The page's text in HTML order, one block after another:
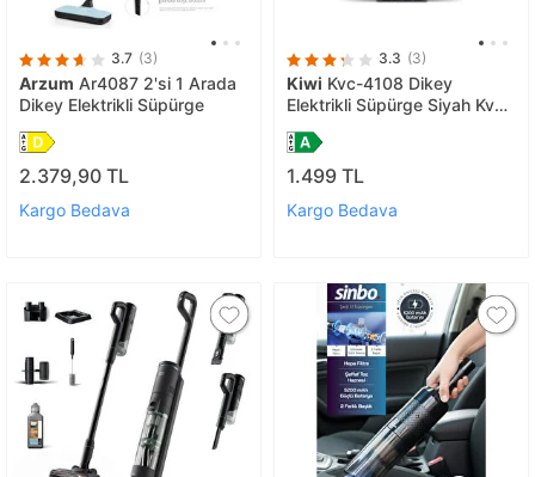
3.7 (3)
Arzum Ar4087 2'si 1 Arada
Dikey Elektrikli Süpürge
2.379,90 TL
Kargo Bedava
3.3 (3)
Kiwi Kvc-4108 Dikey
Elektrikli Süpürge Siyah Kvc-
1.499 TL
Kargo Bedava